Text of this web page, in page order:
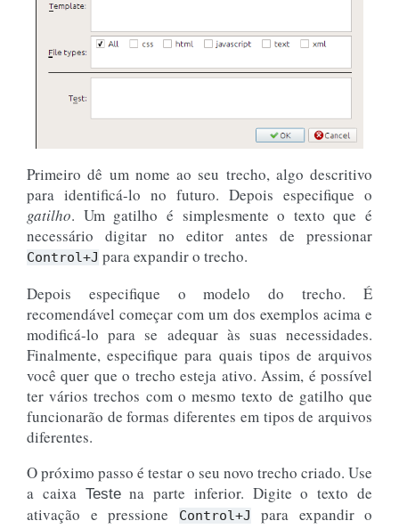
Primeiro dê um nome ao seu trecho, algo descritivo
para identificá-lo no futuro. Depois especifique o
gatilho. Um gatilho é simplesmente o texto que é
necessário digitar no editor antes de pressionar
Control+J para expandir o trecho.
Depois especifique o modelo do trecho. É
recomendável começar com um dos exemplos acima e
modificá-lo para se adequar às suas necessidades.
Finalmente, especifique para quais tipos de arquivos
você quer que o trecho esteja ativo. Assim, é possível
ter vários trechos com o mesmo texto de gatilho que
funcionarão de formas diferentes em tipos de arquivos
diferentes.
O próximo passo é testar o seu novo trecho criado. Use
a caixa Testena parte inferior. Digite o texto de
ativação e pressione
Control+J
para expandir o